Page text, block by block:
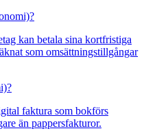
kan betala sina kortfristiga
som omsättningstillgångar
faktura som bokförs
än pappersfakturor.